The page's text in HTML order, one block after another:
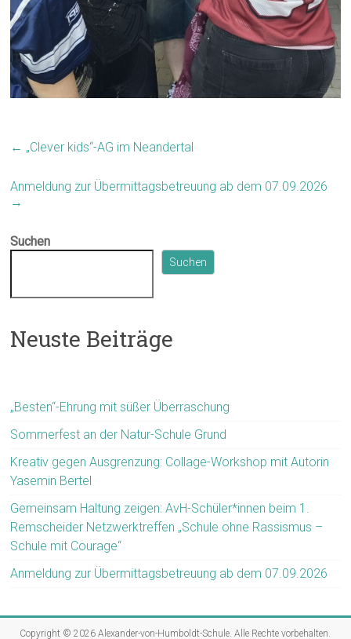
← „Clever kids“-AG im Neandertal
Anmeldung zur Übermittagsbetreuung ab dem 07.09.2026
→
Suchen
Suchen
Neuste Beiträge
„Besten“-Ehrung mit süßer Überraschung
Sommerfest an der Natur-Schule Grund
Kreativ gegen Ausgrenzung: Collage-Workshop mit Autorin
Yasemin Bertel
Gemeinsam Haltung zeigen: AvH-Schüler*innen beim 1.
Remscheider Netzwerktreffen „Schule ohne Rassismus –
Schule mit Courage“
Anmeldung zur Übermittagsbetreuung ab dem 07.09.2026
Copyright © 2026Alexander-von-Humboldt-Schule. Alle Rechte vorbehalten.